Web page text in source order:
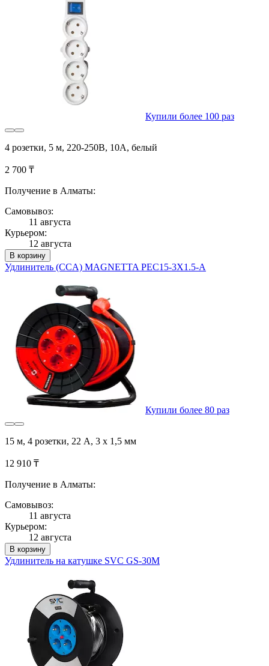
Купили более 100 раз
4 розетки, 5 м, 220-250В, 10A, белый
2 700 ₸
Получение в Алматы:
Самовывоз:
11 августа
Курьером:
12 августа
В корзину
Удлинитель (CCA) MAGNETTA PEC15-3X1.5-A
Купили более 80 раз
15 м, 4 розетки, 22 А, 3 х 1,5 мм
12 910 ₸
Получение в Алматы:
Самовывоз:
11 августа
Курьером:
12 августа
В корзину
Удлинитель на катушке SVC GS-30M